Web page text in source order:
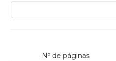
Nº de páginas